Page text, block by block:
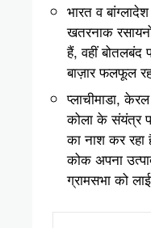
भारत व
खतरनाक
हैं, वहीं बोतलबंद
बाज़ार फलफूल
प्लाचीमाडा,
कोला के संयंत्र
का नाश कर
कोक अपना
ग्रामसभा को